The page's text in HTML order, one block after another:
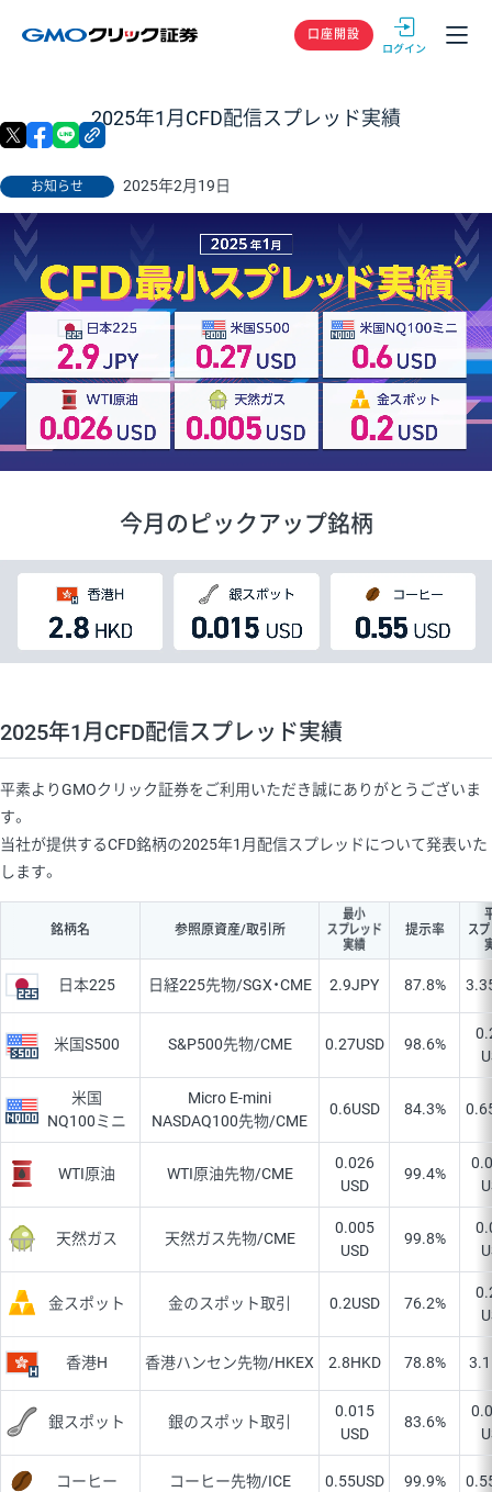
GMOクリック
口座開設
2025年1月CFD配信スプレッド実績
お知らせ 2025年2月19日
X facebook
今月のピックアップ銘柄
2025年1月CFD配信スプレッド実績
平素よりGMOクリック証券をご利用いただき誠にありがとうございま
す。
当社が提供するCFD銘柄の2025年1月配信スプレッドについて発表いた
します。
銘柄名 参照原資産/取引所
最小
スプレッド
実績
提示率
ス
日本225 日経225先物/SGX・CME 2.9JPY 87.8%
米国S500 S&P500先物/CME 0.27USD 98.6%
米国
NQ100ミニ
Micro E-mini
NASDAQ100先物/CME
0.6USD 84.3%
WTI原油 WTI原油先物/CME
0.026
USD
99.4%
天然ガス 天然ガス先物/CME
0.005
USD
99.8%
金スポット 金のスポット取引 0.2USD 76.2%
香港H 香港ハンセン先物/HKEX 2.8HKD 78.8% 3.1
銀スポット 銀のスポット取引
0.015
USD
83.6%
コーヒー コーヒー先物/ICE 0.55USD 99.9%